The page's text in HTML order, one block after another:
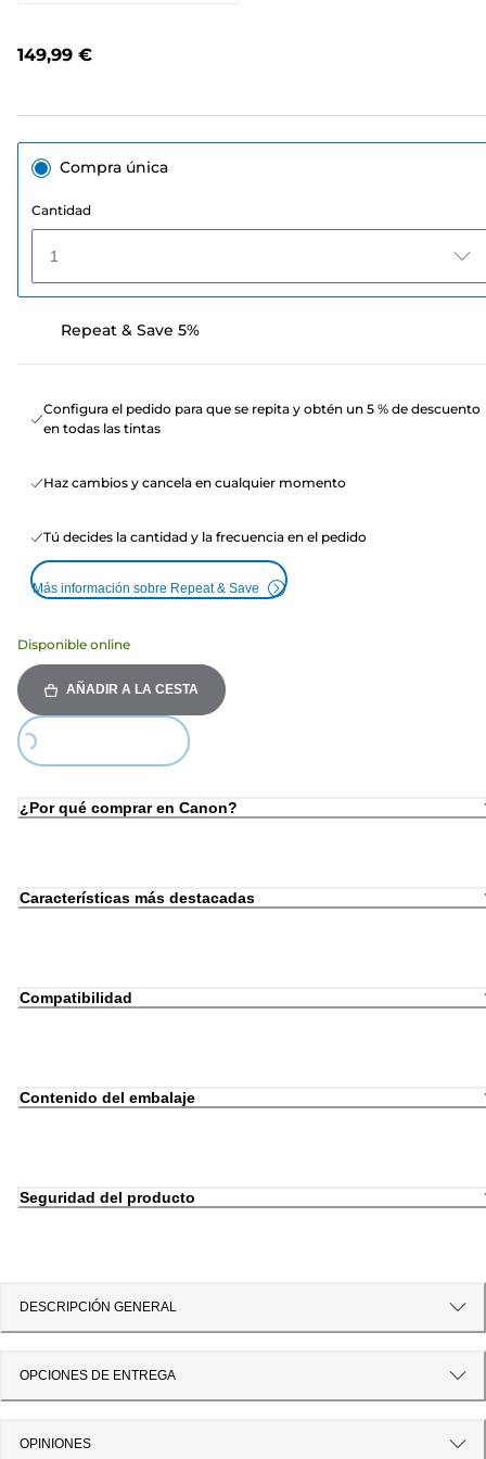
149,99 €
Compra única
Cantidad
1
Repeat & Save 5%
Configura el pedido para que se repita y obtén un 5 % de descuento
en todas las tintas
Haz cambios y cancela en cualquier momento
Tú decides la cantidad y la frecuencia en el pedido
Más información sobre Repeat & Save
Disponible online
AÑADIR A LA CESTA
Loading...
¿Por qué comprar en Canon?
Características más destacadas
Compatibilidad
Contenido del embalaje
Seguridad del producto
DESCRIPCIÓN GENERAL
OPCIONES DE ENTREGA
OPINIONES